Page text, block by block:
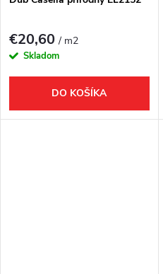
€20,60/ m2
Skladom
DO KOŠÍKA